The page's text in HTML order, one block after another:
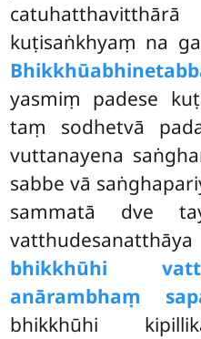
kuṭisaṅkhyaṃ na
Bhikkhū
yasmiṃ padese
taṃ sodhetvā
vuttanayena
sabbe vā
sammatā dve
bhikkhūhi
anārambhaṃ
bhikkhūhi